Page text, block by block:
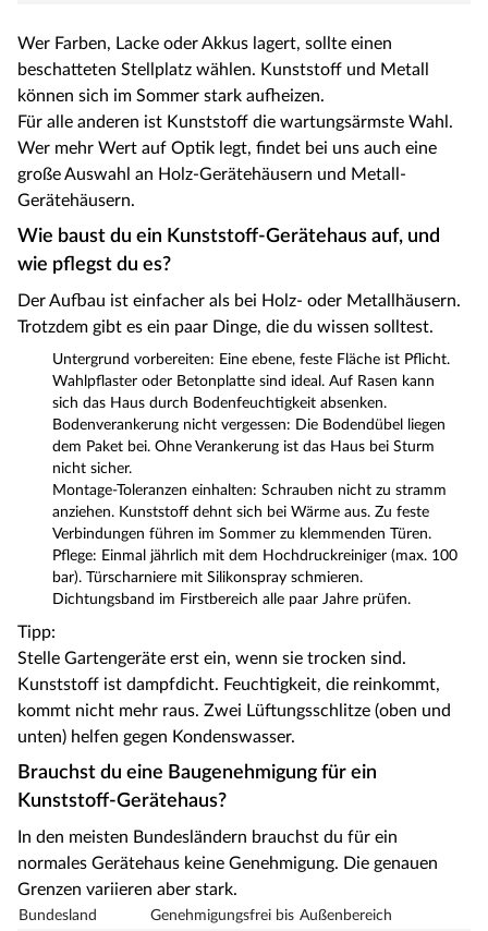
Wer Farben, Lacke oder Akkus lagert, sollte einen
beschatteten Stellplatz wählen. Kunststoff und Metall
können sich im Sommer stark aufheizen.
Für alle anderen ist Kunststoff die wartungsärmste Wahl.
Wer mehr Wert auf Optik legt, findet bei uns auch eine
große Auswahl an Holz-Gerätehäusern und Metall-
Gerätehäusern.
Wie baust du ein Kunststoff-Gerätehaus auf, und
wie pflegst du es?
Der Aufbau ist einfacher als bei Holz- oder Metallhäusern.
Trotzdem gibt es ein paar Dinge, die du wissen solltest.
Untergrund vorbereiten: Eine ebene, feste Fläche ist Pflicht.
Wahlpflaster oder Betonplatte sind ideal. Auf Rasen kann
sich das Haus durch Bodenfeuchtigkeit absenken.
Bodenverankerung nicht vergessen: Die Bodendübel liegen
dem Paket bei. Ohne Verankerung ist das Haus bei Sturm
nicht sicher.
Montage-Toleranzen einhalten: Schrauben nicht zu stramm
anziehen. Kunststoff dehnt sich bei Wärme aus. Zu feste
Verbindungen führen im Sommer zu klemmenden Türen.
Pflege: Einmal jährlich mit dem Hochdruckreiniger (max. 100
bar). Türscharniere mit Silikonspray schmieren.
Dichtungsband im Firstbereich alle paar Jahre prüfen.
Tipp:
Stelle Gartengeräte erst ein, wenn sie trocken sind.
Kunststoff ist dampfdicht. Feuchtigkeit, die reinkommt,
kommt nicht mehr raus. Zwei Lüftungsschlitze (oben und
unten) helfen gegen Kondenswasser.
Brauchst du eine Baugenehmigung für ein
Kunststoff-Gerätehaus?
In den meisten Bundesländern brauchst du für ein
normales Gerätehaus keine Genehmigung. Die genauen
Grenzen variieren aber stark.
Bundesland Genehmigungsfrei bis Außenbereich